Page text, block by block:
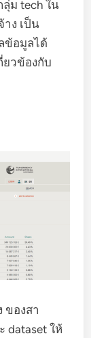
ม tech ใน
าง เป็น
ข้อมูลได้
วข้องกับ
ของสา
dataset ให้